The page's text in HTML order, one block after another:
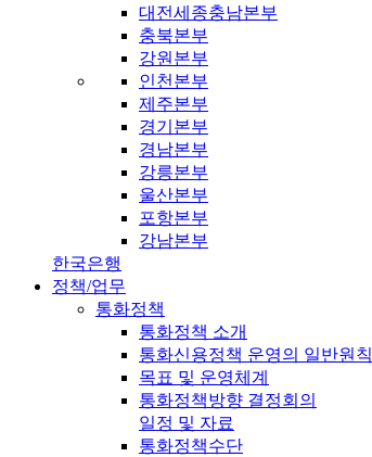
대전세종충남본부
충북본부
강원본부
인천본부
제주본부
경기본부
경남본부
강릉본부
울산본부
포항본부
강남본부
한국은행
정책/업무
통화정책
통화정책 소개
통화신용정책 운영의 일반원칙
목표 및 운영체계
통화정책방향 결정회의
일정 및 자료
통화정책수단